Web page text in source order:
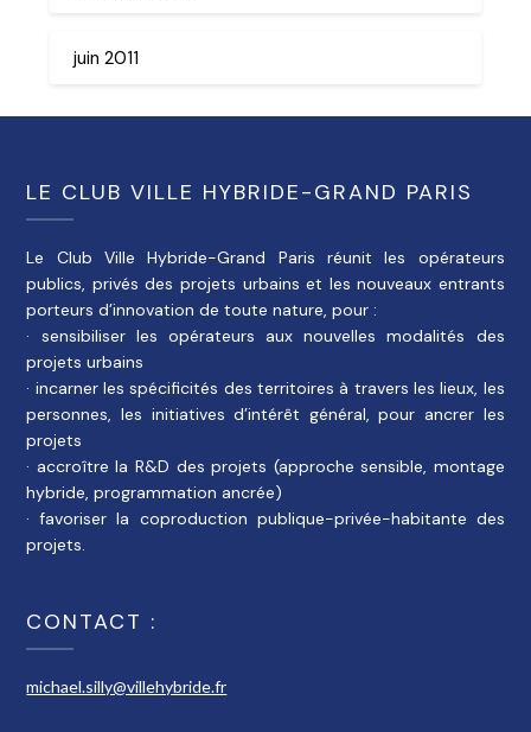
juin 2011
LE CLUB VILLE HYBRIDE-GRAND PARIS
Le Club Ville Hybride-Grand Paris réunit les opérateurs
publics, privés des projets urbains et les nouveaux entrants
porteurs d’innovation de toute nature, pour :
· sensibiliser les opérateurs aux nouvelles modalités des
projets urbains
· incarner les spécificités des territoires à travers les lieux, les
personnes, les initiatives d’intérêt général, pour ancrer les
projets
· accroître la R&D des projets (approche sensible, montage
hybride, programmation ancrée)
· favoriser la coproduction publique-privée-habitante des
projets.
CONTACT :
michael.silly@villehybride.fr